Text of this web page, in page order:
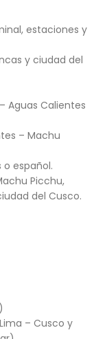
estaciones y
y ciudad del
Aguas Calientes
– Machu
español.
Picchu,
del Cusco.
– Cusco y